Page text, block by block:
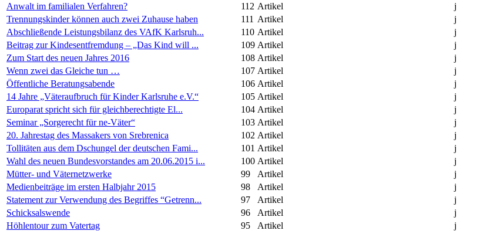
Anwalt im familialen Verfahren?
112 Artikel j
Trennungskinder können auch zwei Zuhause haben
111 Artikel j
Abschließende Leistungsbilanz des VAfK Karlsruh...
110 Artikel j
Beitrag zur Kindesentfremdung – „Das Kind will ...
109 Artikel j
Zum Start des neuen Jahres 2016
108 Artikel j
Wenn zwei das Gleiche tun …
107 Artikel j
Öffentliche Beratungsabende
106 Artikel j
14 Jahre „Väteraufbruch für Kinder Karlsruhe e.V.“
105 Artikel j
Europarat spricht sich für gleichberechtigte El...
104 Artikel j
Seminar „Sorgerecht für ne-Väter“
103 Artikel j
20. Jahrestag des Massakers von Srebrenica
102 Artikel j
Tollitäten aus dem Dschungel der deutschen Fami...
101 Artikel j
Wahl des neuen Bundesvorstandes am 20.06.2015 i...
100 Artikel j
Mütter- und Väternetzwerke
99 Artikel j
Medienbeiträge im ersten Halbjahr 2015
98 Artikel j
Statement zur Verwendung des Begriffes “Getrenn...
97 Artikel j
Schicksalswende
96 Artikel j
Höhlentour zum Vatertag
95 Artikel j